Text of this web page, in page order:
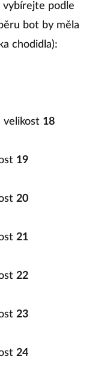
vybírejte podle
bot by měla
chodidla):
18
19
20
21
22
23
24